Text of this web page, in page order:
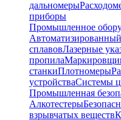
дальномеры
приборы
Промышленное
сплавовЛазерные
пропила
станкиПлотномеры
устройстваСистемы
Промышленная
Алкотестеры
взрывчатых веществ